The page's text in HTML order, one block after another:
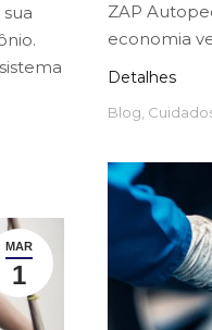
ZAP
economia
Detalhes
Blog,
MAR
1